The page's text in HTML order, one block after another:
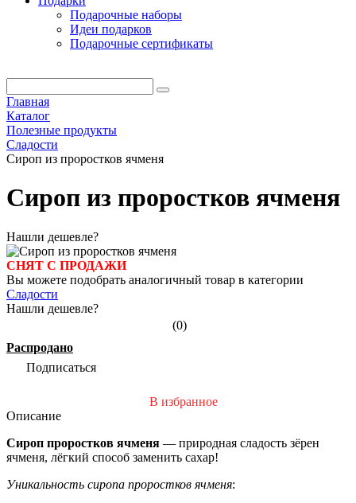
Подарочные наборы
Идеи подарков
Подарочные сертификаты
Главная
Каталог
Полезные продукты
Сладости
Сироп из проростков ячменя
Сироп из проростков ячменя
Нашли дешевле?
СНЯТ С ПРОДАЖИ
Вы можете подобрать аналогичный товар в категории
Сладости
Нашли дешевле?
(0)
Распродано
Подписаться
В избранное
Описание
Сироп проростков ячменя — природная сладость зёрен
ячменя, лёгкий способ заменить сахар!
Уникальность сиропа проростков ячменя: